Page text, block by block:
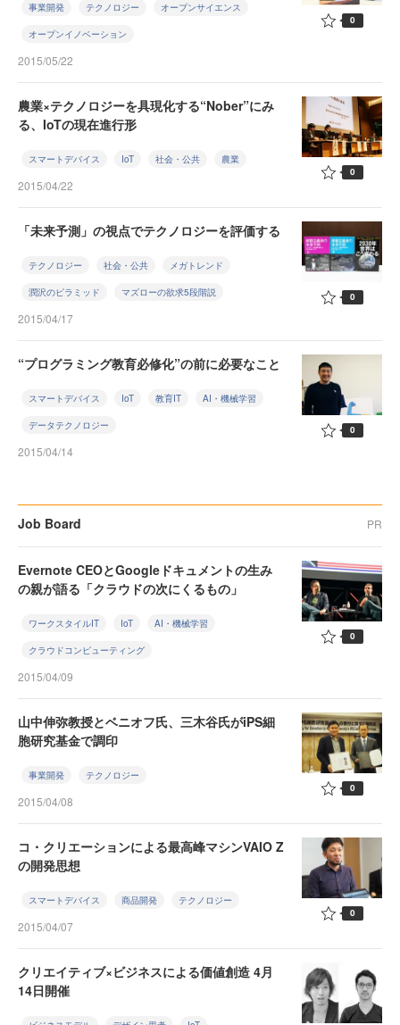
事業開発 テクノロジー オープンサイエンス
オープンイノベーション
2015/05/22
0
農業×テクノロジーを具現化する“Nober”にみ
る、IoTの現在進行形
スマートデバイス IoT 社会・公共 農業
2015/04/22
0
「未来予測」の視点でテクノロジーを評価する
テクノロジー 社会・公共 メガトレンド
潤沢のピラミッド マズローの欲求5段階説
2015/04/17
0
“プログラミング教育必修化”の前に必要なこと
スマートデバイス IoT 教育IT AI・機械学習
データテクノロジー
2015/04/14
0
Job Board PR
Evernote CEOとGoogleドキュメントの生み
の親が語る「クラウドの次にくるもの」
ワークスタイルIT IoT AI・機械学習
クラウドコンピューティング
2015/04/09
0
山中伸弥教授とベニオフ氏、三木谷氏がiPS細
胞研究基金で調印
事業開発 テクノロジー
2015/04/08
0
コ・クリエーションによる最高峰マシンVAIO Z
の開発思想
スマートデバイス 商品開発 テクノロジー
2015/04/07
0
クリエイティブ×ビジネスによる価値創造 4月
14日開催